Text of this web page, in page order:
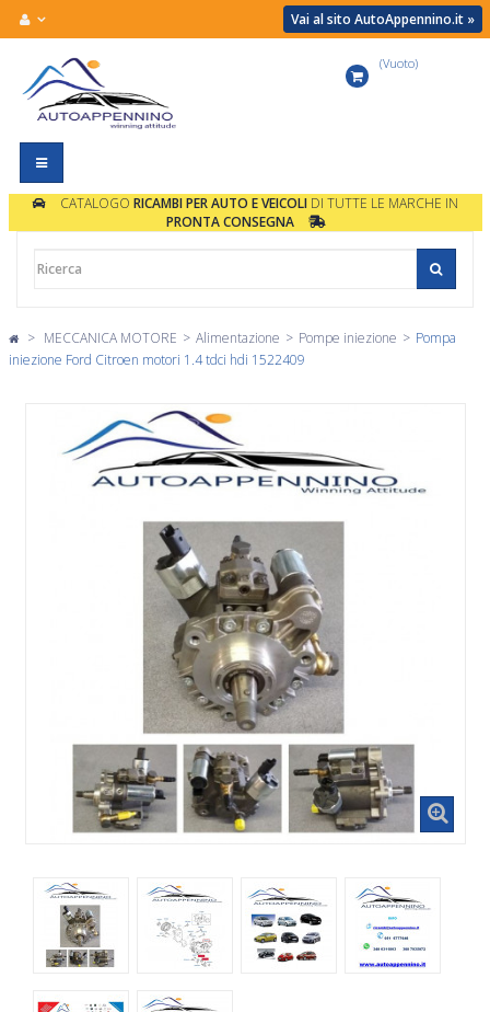
Vai al sito AutoAppennino.it »
Navigazione
Toggle
(Vuoto)
CATALOGO RICAMBI PER AUTO E VEICOLIDI TUTTE LE MARCHE IN
PRONTA CONSEGNA
> MECCANICA MOTORE > Alimentazione > Pompe iniezione > Pompa
iniezione Ford Citroen motori 1.4 tdci hdi 1522409